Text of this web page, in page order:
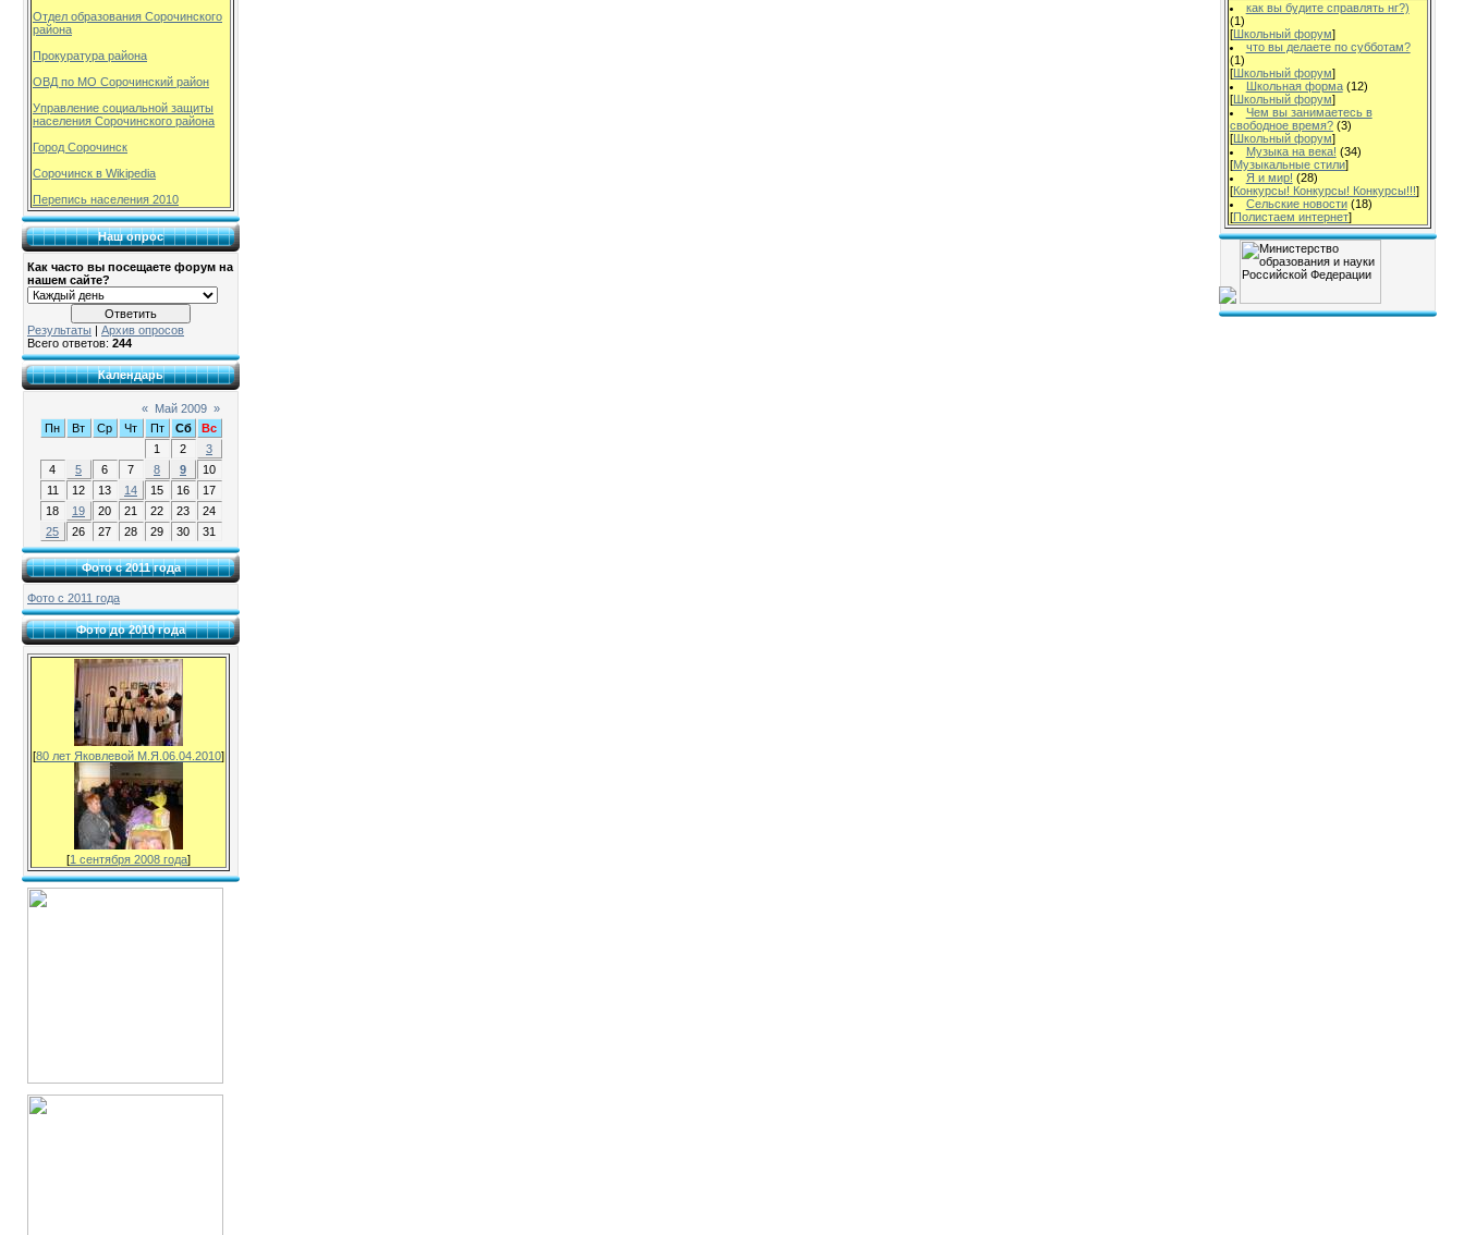
Отдел образования Сорочинского
района
Прокуратура района
ОВД по МО Сорочинский район
Управление социальной защиты
населения Сорочинского района
Город Сорочинск
Сорочинск в Wikipedia
Перепись населения 2010
Наш опрос
Как часто вы посещаете форум на
нашем сайте?
Результаты
Архив опросов
Всего ответов: 244
Календарь
« Май 2009 »
Пн
Вт Ср Чт Пт Сб
Вс
1
2
3
4
5 6 7 8 9
10
11
12 13 14 15 16
17
18
19 20 21 22 23
24
25
26 27 28 29 30 31
Фото с 2011 года
Фото с 2011 года
Фото до 2010 года
[80 лет Яковлевой М.Я.06.04.2010]
[1 сентября 2008 года]
как вы будите справлять нг?)
(1)
[Школьный форум]
что вы делаете по субботам?
(1)
[Школьный форум]
Школьная форма (12)
[Школьный форум]
Чем вы занимаетесь в
свободное время? (3)
[Школьный форум]
Музыка на века! (34)
[Музыкальные стили]
Я и мир! (28)
[Конкурсы! Конкурсы! Конкурсы!!!]
Сельские новости (18)
[Полистаем интернет]